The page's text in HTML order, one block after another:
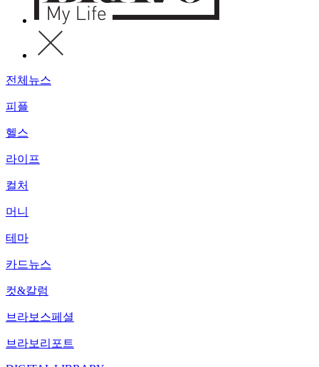
전체뉴스
피플
헬스
라이프
컬처
머니
테마
카드뉴스
컷&칼럼
브라보스페셜
브라보리포트